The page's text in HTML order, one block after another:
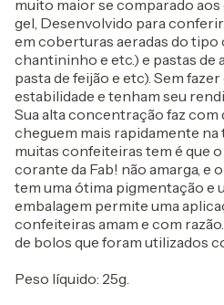
muito maior se comparado
gel, Desenvolvido para
em coberturas aeradas do tipo
chantininho e etc.) e pastas de
pasta de feijão e etc). Sem
estabilidade e tenham seu
Sua alta concentração faz com
cheguem mais rapidamente na
muitas confeiteiras tem é que
corante da Fab! não amarga, e
tem uma ótima pigmentação e
embalagem permite uma
confeiteiras amam e com
de bolos que foram utilizados
Peso líquido: 25g.